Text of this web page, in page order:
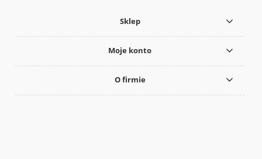
Sklep
Moje konto
O firmie